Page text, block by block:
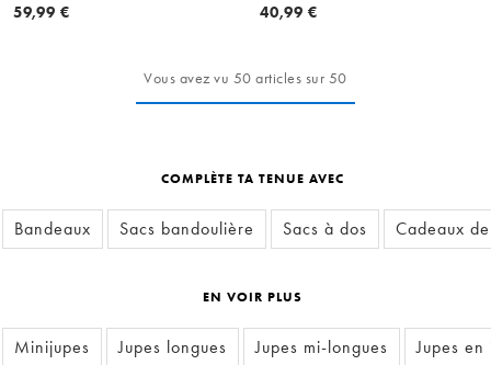
59,99 €
40,99 €
Vous avez vu 50 articles sur 50
COMPLÈTE TA TENUE AVEC
Bandeaux Sacs bandoulière Sacs à dos Cadeaux
EN VOIR PLUS
Minijupes Jupes longues Jupes mi-longues Jupes en